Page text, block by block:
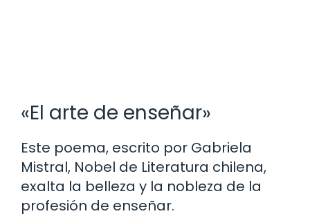
«El arte de enseñar»
Este poema, escrito por Gabriela
Mistral, Nobel de Literatura chilena,
exalta la belleza y la nobleza de la
profesión de enseñar.